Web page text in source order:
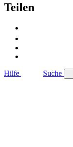
Teilen
Hilfe Suche